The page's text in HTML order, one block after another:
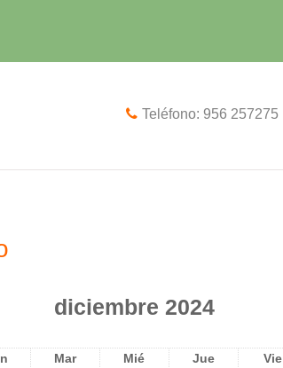
Teléfono: 956 257275
diciembre 2024
Mar Mié Jue Vie